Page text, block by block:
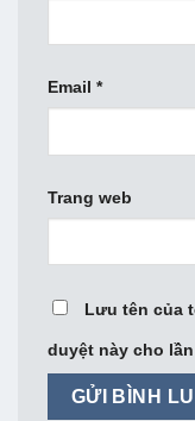
Email *
Trang web
Lưu tên của
duyệt này cho